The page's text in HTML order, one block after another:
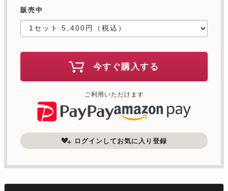
販売中
今すぐ購入する
ご利用いただけます
ログインしてお気に入り登録